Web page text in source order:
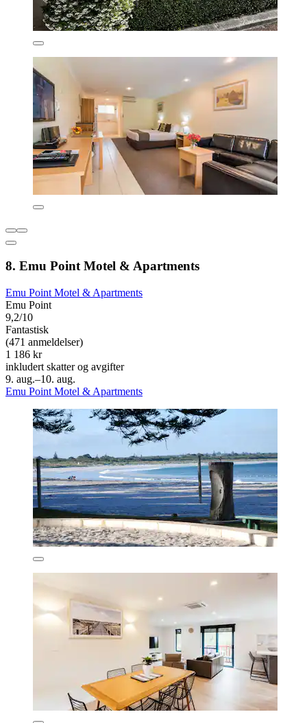
8. Emu Point Motel & Apartments
Emu Point Motel & Apartments
Emu Point
9,2/10
Fantastisk
(471 anmeldelser)
1 186 kr
inkludert skatter og avgifter
9. aug.–10. aug.
Emu Point Motel & Apartments